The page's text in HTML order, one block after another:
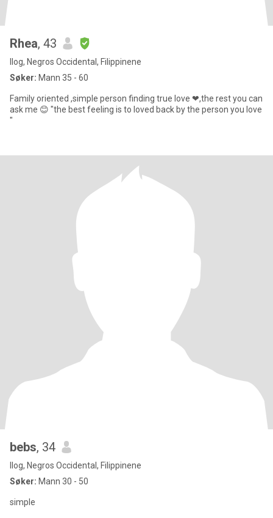
Rhea, 43
Ilog, Negros Occidental, Filippinene
Søker: Mann 35 - 60
Family oriented ,simple person finding true love ❤,the rest you can
ask me 😊 "the best feeling is to loved back by the person you love
"
bebs, 34
Ilog, Negros Occidental, Filippinene
Søker: Mann 30 - 50
simple